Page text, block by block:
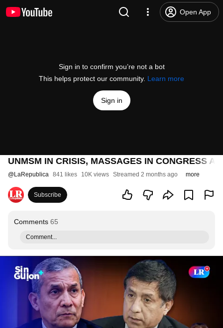
Open App
Sign in to confirm you’re not a bot
This helps protect our community. Learn more
Sign in
UNMSM IN CRISIS, MASSAGES IN CONGRESS
@LaRepublica 841 likes 10K views Streamed 2 months ago more
Subscribe
Comments 65
Comment...